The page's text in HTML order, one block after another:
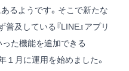
るようです。そこで新たな
及している『LINE』アプリ
った機能を追加できる
１月に運用を始めました。